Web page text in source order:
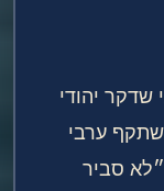
יהודי
שתקף ערבי
״לא סביר